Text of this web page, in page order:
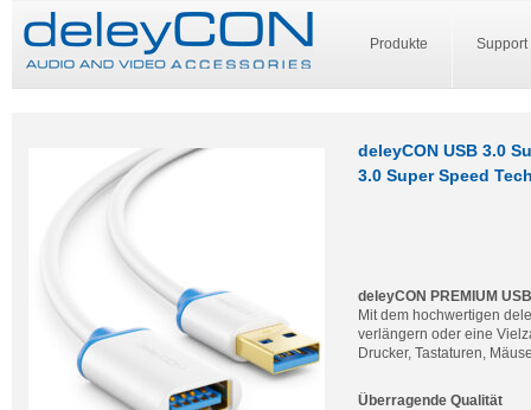
Produkte Support
deleyCON USB 3.0
3.0 Super Speed
deleyCON PREMIUM
Mit dem hochwertigen
verlängern oder eine
Drucker, Tastaturen,
Überragende Qualität